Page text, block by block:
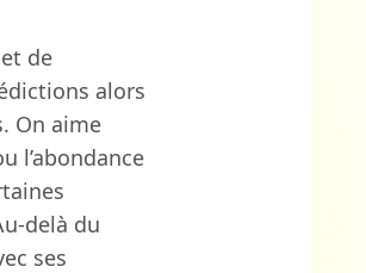
de
alors
On aime
l’abondance
delà du
ses